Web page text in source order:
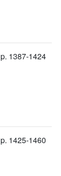
p. 1387-1424
p. 1425-1460